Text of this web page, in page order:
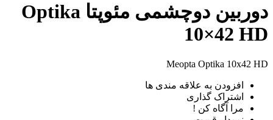
دوربین دوچشمی مئوپتا Optika
10×42 HD
Meopta Optika 10x42 HD
افزودن به علاقه مندی ها
اشتراک گذاری
مرا آگاه کن !